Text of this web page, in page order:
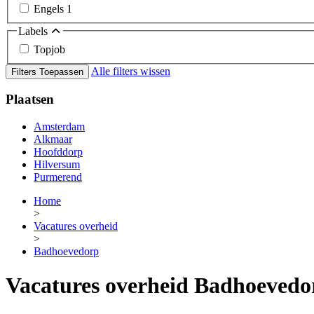
Engels 1
Labels
Topjob
Filters Toepassen Alle filters wissen
Plaatsen
Amsterdam
Alkmaar
Hoofddorp
Hilversum
Purmerend
Home
>
Vacatures overheid
>
Badhoevedorp
Vacatures overheid